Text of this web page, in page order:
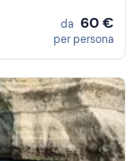
da 60 €
per persona